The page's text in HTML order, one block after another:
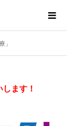
」
ます！